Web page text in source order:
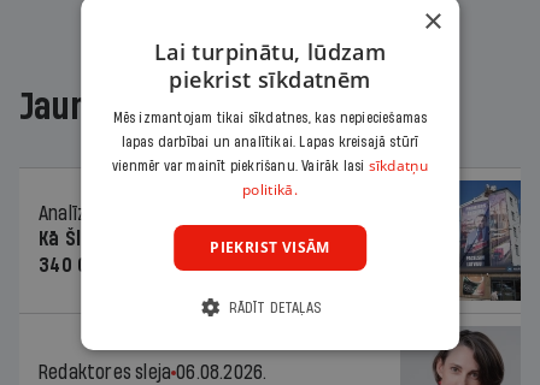
Jaunākajā žurnālā
Analīze
Kā Šlesera partija palika nesodīta par
340 000 vērtu reklāmas kampaņu
Redaktores sleja 06.08.2026.
×
Lai turpinātu, lūdzam
piekrist sīkdatnēm
Mēs izmantojam tikai sīkdatnes, kas nepieciešamas
lapas darbībai un analītikai. Lapas kreisajā stūrī
vienmēr var mainīt piekrišanu. Vairāk lasi sīkdatņu
politikā.
PIEKRIST VISĀM
RĀDĪT DETAĻAS